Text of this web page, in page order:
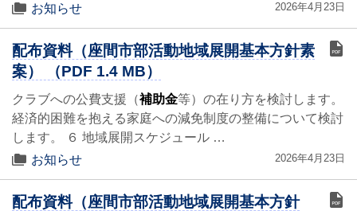
お知らせ
2026年4月23日
配布資料（座間市部活動地域展開基本方針素
案） （PDF 1.4 MB）
クラブへの公費支援（補助金等）の在り方を検討します。
経済的困難を抱える家庭への減免制度の整備について検討
します。 ６ 地域展開スケジュール …
お知らせ
2026年4月23日
配布資料（座間市部活動地域展開基本方針